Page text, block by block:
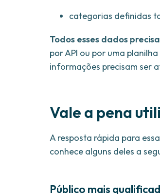
categorias definidas
Todos esses dados
por API ou por uma
informações precisam ser
Vale a pena
A resposta rápida para
conhece alguns deles a
Público mais